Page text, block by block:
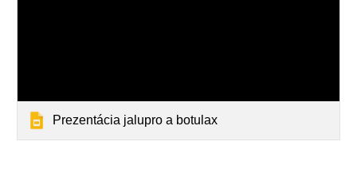
Prezentácia jalupro a botulax